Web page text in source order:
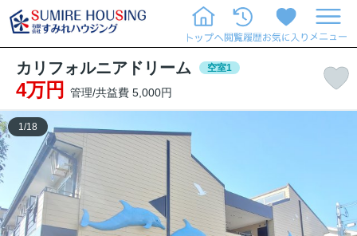
カリフォルニアドリーム 空室1
4万円 管理/共益費 5,000円
1 /18